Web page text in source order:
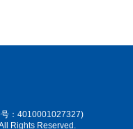
：4010001027327)
Rights Reserved.